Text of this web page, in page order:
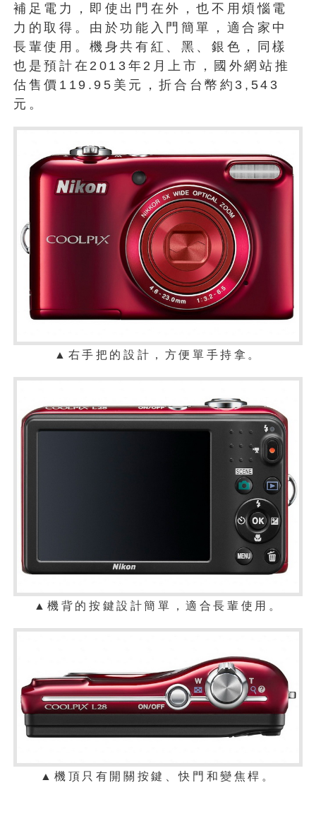
補足電力，即使出門在外，也不用煩惱電
力的取得。由於功能入門簡單，適合家中
長輩使用。機身共有紅、黑、銀色，同樣
也是預計在2013年2月上市，國外網站推
估售價119.95美元，折合台幣約3,543
元。
▲右手把的設計，方便單手持拿。
▲機背的按鍵設計簡單，適合長輩使用。
▲機頂只有開關按鍵、快門和變焦桿。